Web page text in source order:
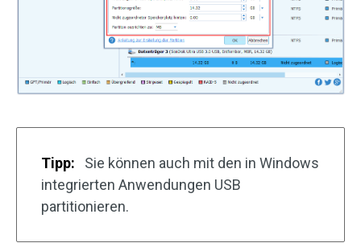
Tipp:
Sie können auch mit den in Windows
integrierten Anwendungen USB
partitionieren.